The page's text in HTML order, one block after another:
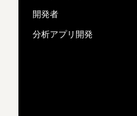
開発者
分析アプリ開発